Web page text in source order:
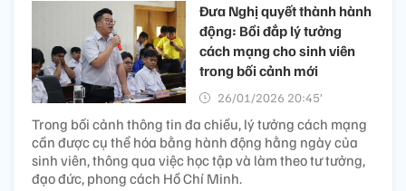
Đưa Nghị quyết thành hành
động: Bồi đắp lý tưởng
cách mạng cho sinh viên
trong bối cảnh mới
26/01/2026 20:45’
Trong bối cảnh thông tin đa chiều, lý tưởng cách mạng
cần được cụ thể hóa bằng hành động hằng ngày của
sinh viên, thông qua việc học tập và làm theo tư tưởng,
đạo đức, phong cách Hồ Chí Minh.